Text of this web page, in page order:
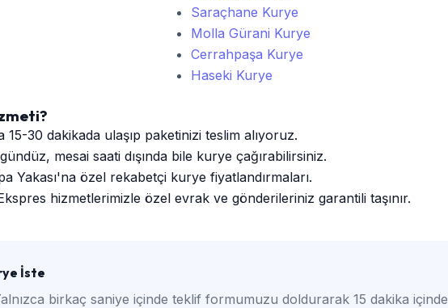
Saraçhane Kurye
Molla Gürani Kurye
Cerrahpaşa Kurye
Haseki Kurye
15-30 dakikada ulaşıp paketinizi teslim alıyoruz.
mesai saati dışında bile kurye çağırabilirsiniz.
Yakası'na özel rekabetçi kurye fiyatlandırmaları.
hizmetlerimizle özel evrak ve gönderileriniz garantili taşınır.
İste
birkaç saniye içinde teklif formumuzu doldurarak 15 dakika içinde